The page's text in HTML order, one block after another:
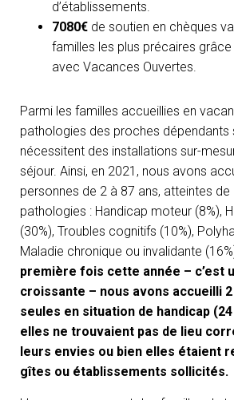
d’établissements.
7080€ de soutien en chèques
familles les plus précaires
avec Vacances Ouvertes.
Parmi les familles accueillies en
pathologies des proches dépendants
nécessitent des installations sur-
séjour. Ainsi, en 2021, nous avons
personnes de 2 à 87 ans, atteintes
pathologies : Handicap moteur (8%),
(30%), Troubles cognitifs (10%),
Maladie chronique ou invalidante
première fois cette année – c’est
croissante – nous avons accueilli
seules en situation de handicap
elles ne trouvaient pas de lieu
leurs envies ou bien elles étaient
gîtes ou établissements sollicités.